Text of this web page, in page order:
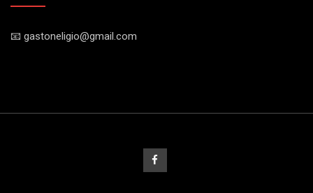
📧 gastoneligio@gmail.com